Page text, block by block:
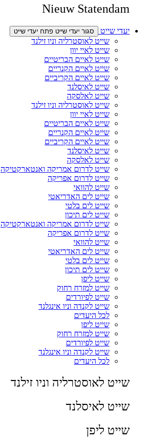
Nieuw Statendam
יעדי שייט סגור יעדי שייט פתח יעדי שייט
שייט לאוסטרליה וניו זילנד
שייט לאיי יוון
שייט לאיים הבריטיים
שייט לאיים הקנריים
שייט לאיים הקריביים
שייט לאיסלנד
שייט לאלסקה
שייט לאוסטרליה וניו זילנד
שייט לאיי יוון
שייט לאיים הבריטיים
שייט לאיים הקנריים
שייט לאיים הקריביים
שייט לאיסלנד
שייט לאלסקה
שייט לדרום אמריקה ואנטארקטיקה
שייט לדרום אפריקה
שייט להוואי
שייט לים האדריאטי
שייט לים בלטי
שייט לים תיכון
שייט לדרום אמריקה ואנטארקטיקה
שייט לדרום אפריקה
שייט להוואי
שייט לים האדריאטי
שייט לים בלטי
שייט לים תיכון
שייט ליפן
שייט למזרח רחוק
שייט לפיורדים
שייט לקנדה וניו אינגלנד
לכל היעדים
שייט ליפן
שייט למזרח רחוק
שייט לפיורדים
שייט לקנדה וניו אינגלנד
לכל היעדים
שייט לאוסטרליה וניו זילנד
שייט לאיסלנד
שייט ליפן